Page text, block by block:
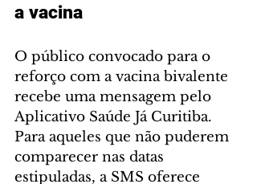
a vacina
O público convocado para o
reforço com a vacina bivalente
recebe uma mensagem pelo
Aplicativo Saúde Já Curitiba.
Para aqueles que não puderem
comparecer nas datas
estipuladas, a SMS oferece